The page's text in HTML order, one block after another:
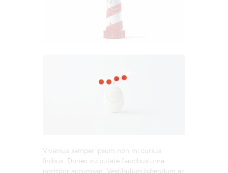
Vivamus semper ipsum non mi cursus
finibus. Donec vulputate faucibus urna
porttitor accumsan. Vestibulum bibendum ac